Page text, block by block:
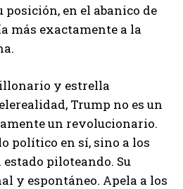
posición, en el abanico de
más exactamente a la
y estrella
Trump no es un
un revolucionario.
político en sí, sino a los
piloteando. Su
y espontáneo. Apela a los